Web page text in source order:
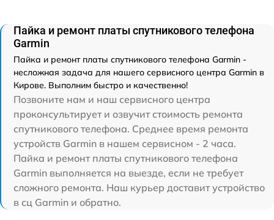
Пайка и ремонт платы спутникового телефона
Garmin
Пайка и ремонт платы спутникового телефона Garmin -
несложная задача для нашего сервисного центра Garmin в
Кирове. Выполним быстро и качественно!
Позвоните нам и наш сервисного центра
проконсультирует и озвучит стоимость ремонта
спутникового телефона. Среднее время ремонта
устройств Garmin в нашем сервисном - 2 часа.
Пайка и ремонт платы спутникового телефона
Garmin выполняется на выезде, если не требует
сложного ремонта. Наш курьер доставит устройство
в сц Garmin и обратно.